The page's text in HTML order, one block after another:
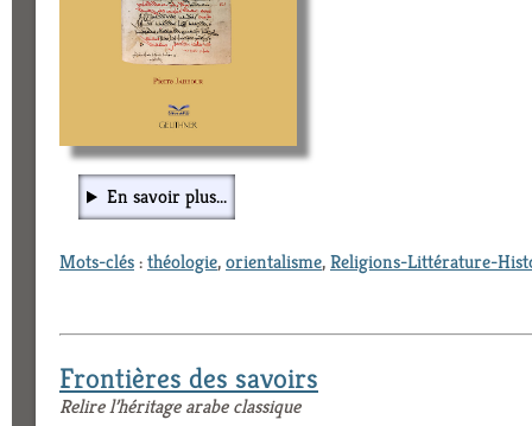
En savoir plus...
Mots-clés:théologie,orientalisme,Religions-Littérature-
Frontières des savoirs
Relire l’héritage arabe classique